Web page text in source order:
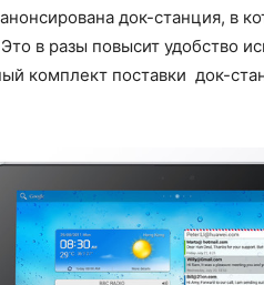
док-станция, в
в разы повысит удобство
комплект поставки док-